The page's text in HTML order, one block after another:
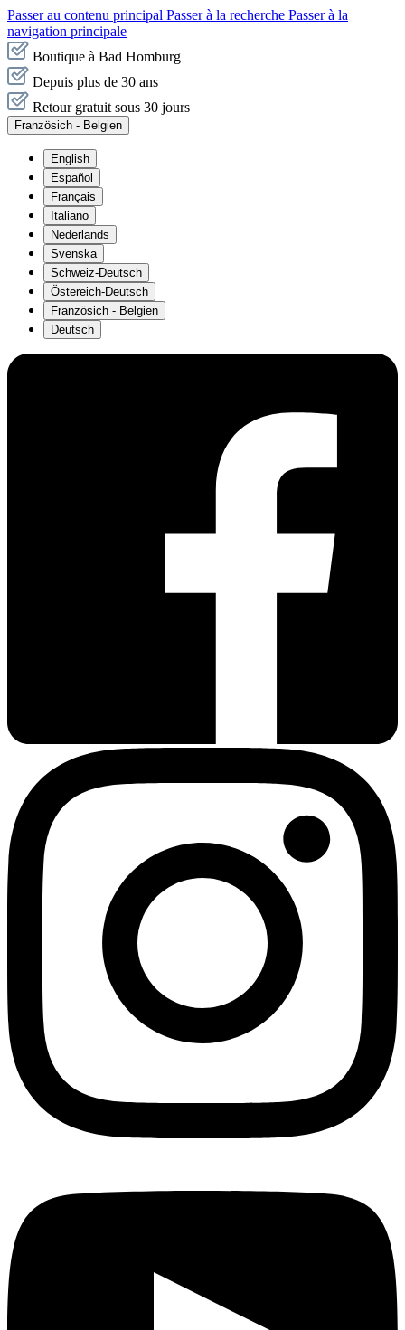
Passer au contenu principal Passer à la recherche Passer à la
navigation principale
Boutique à Bad Homburg
Depuis plus de 30 ans
Retour gratuit sous 30 jours
Französich - Belgien
English
Español
Français
Italiano
Nederlands
Svenska
Schweiz-Deutsch
Östereich-Deutsch
Französich - Belgien
Deutsch